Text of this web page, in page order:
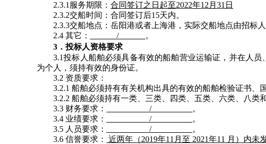
2.3.1服务期限： 合同签订之日起至2022年12月31日
2.3.2交船时间：合同签订后15天内。
2.3.3交船地点：岳阳港或者上海港，实际交船地点由招标人
2.4 其它：
/
。
3 ．投标人资格要求
3.1投标人船舶必须具备有效的船舶营业运输证，并在人
为个人，须持有效的身份证。
3.2 资质要求：
3.2.1 船舶必须持有有关机构出具的有效的船舶检验证书、
3.2.2 船舶必须持有一类、三类、四类、五类、六类、八类
3.3 财务要求：
/
。
3.4 业绩要求：
/
。
3.5 人员要求：
/
。
3.6 信誉要求：
近两年（2019年11月至 2021年11 月）内